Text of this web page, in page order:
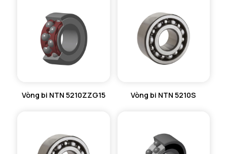
Vòng bi NTN 5210ZZG15 Vòng bi NTN 5210S